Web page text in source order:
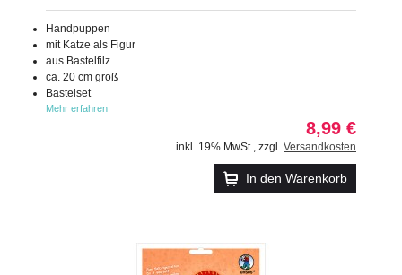
Handpuppen
mit Katze als Figur
aus Bastelfilz
ca. 20 cm groß
Bastelset
Mehr erfahren
8,99 €
inkl. 19% MwSt. zzgl. Versandkosten
In den Warenkorb